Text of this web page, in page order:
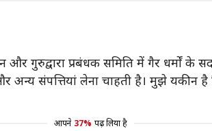
गुरुद्वारा प्रबंधक समिति में गैर धर्मों के
अन्य संपत्तियां लेना चाहती है। मुझे
आपने 37% पढ़ लिया है